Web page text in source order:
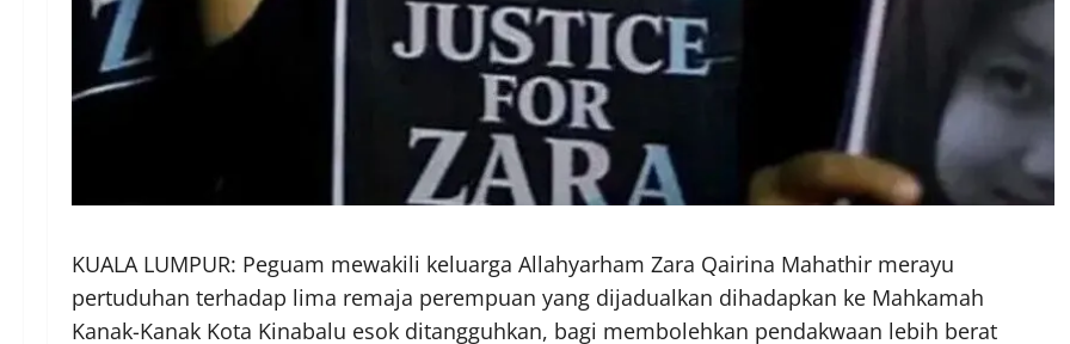
KUALA LUMPUR: Peguam mewakili keluarga Allahyarham Zara Qairina Mahathir merayu
pertuduhan terhadap lima remaja perempuan yang dijadualkan dihadapkan ke Mahkamah
Kanak-Kanak Kota Kinabalu esok ditangguhkan, bagi membolehkan pendakwaan lebih berat